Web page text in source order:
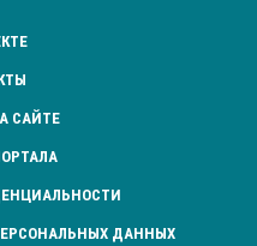
САЙТЕ
ДАННЫХ